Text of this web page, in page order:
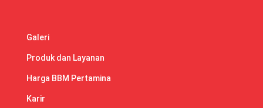
Galeri
Produk dan Layanan
Harga BBM Pertamina
Karir